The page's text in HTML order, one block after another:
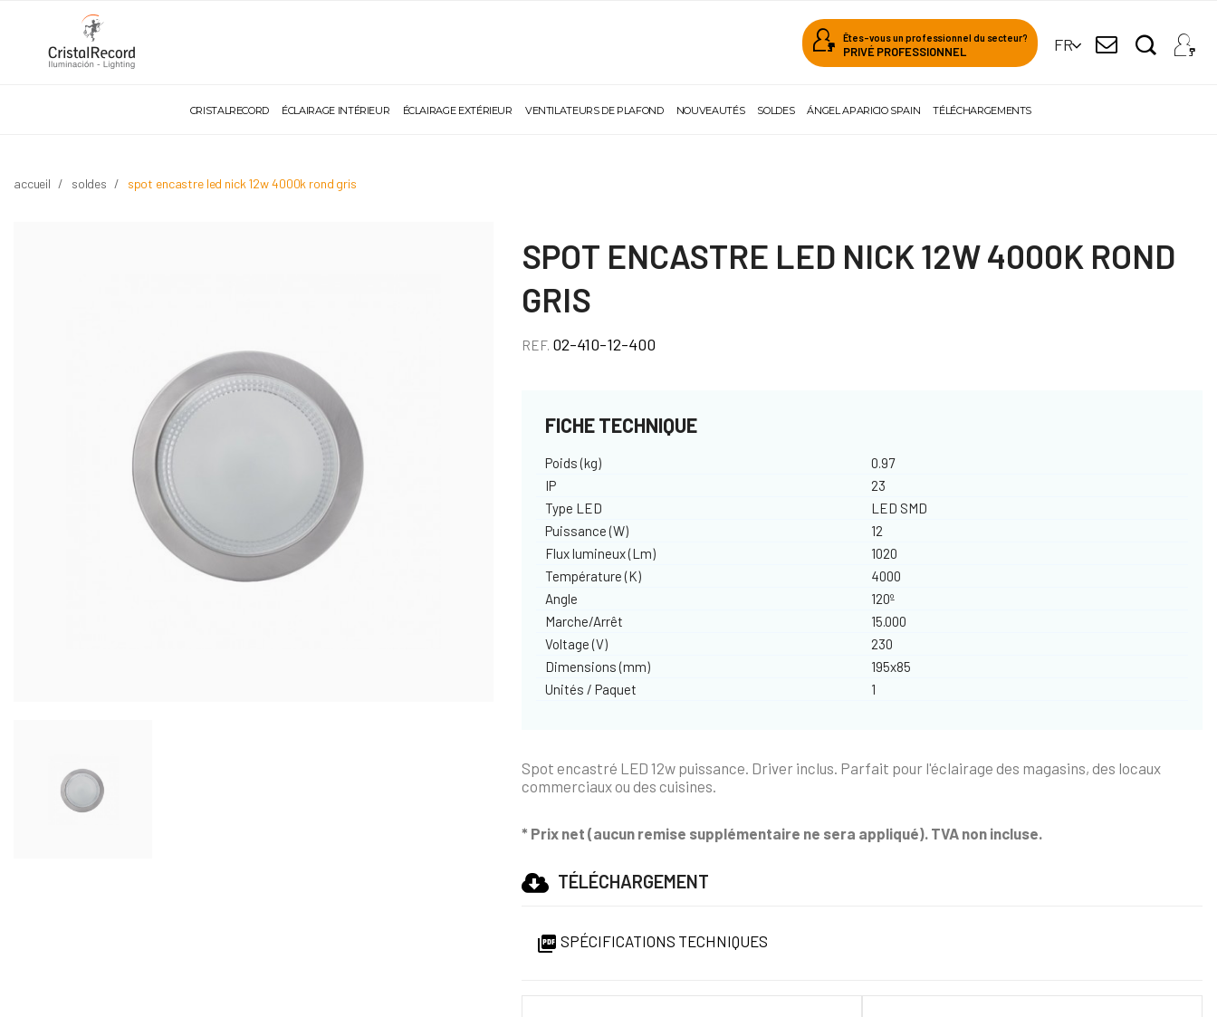
Êtes-vous un professionnel du secteur?
PRIVÉ PROFESSIONNEL FR
CRISTALRECORD ÉCLAIRAGE INTÉRIEUR ÉCLAIRAGE EXTÉRIEUR VENTILATEURS DE PLAFOND NOUVEAUTÉS SOLDES ÁNGEL APARICIO SPAIN TÉLÉCHARGEMENTS
accueil soldes spot encastre led nick 12w 4000k rond gris
SPOT ENCASTRE LED NICK 12W 4000K ROND
GRIS
REF. 02-410-12-400
FICHE TECHNIQUE
Poids (kg)
0.97
IP
23
Type LED
LED SMD
Puissance (W)
12
Flux lumineux (Lm)
1020
Température (K)
4000
Angle
120º
Marche/Arrêt
15.000
Voltage (V)
230
Dimensions (mm)
195x85
Unités / Paquet
1
Spot encastré LED 12w puissance. Driver inclus. Parfait pour l'éclairage des magasins, des locaux
commerciaux ou des cuisines.
* Prix net (aucun remise supplémentaire ne sera appliqué). TVA non incluse.
TÉLÉCHARGEMENT
 SPÉCIFICATIONS TECHNIQUES